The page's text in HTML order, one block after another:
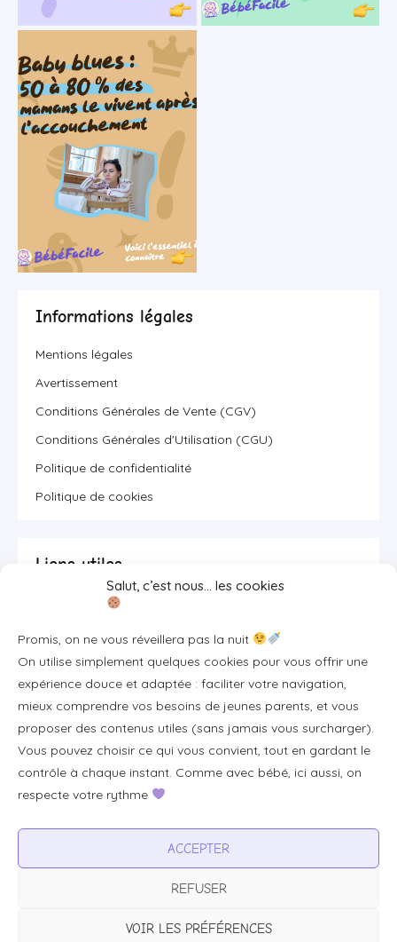
Salut, c’est nous… les cookies
Promis, on ne vous réveillera pas la nuit
On utilise simplement quelques cookies pour vous offrir une
expérience douce et adaptée : faciliter votre navigation,
mieux comprendre vos besoins de jeunes parents, et vous
proposer des contenus utiles (sans jamais vous surcharger).
Vous pouvez choisir ce qui vous convient, tout en gardant le
contrôle à chaque instant. Comme avec bébé, ici aussi, on
respecte votre rythme
ACCEPTER
REFUSER
VOIR LES PRÉFÉRENCES
Informations légales
Mentions légales
Avertissement
Conditions Générales de Vente (CGV)
Conditions Générales d'Utilisation (CGU)
Politique de confidentialité
Politique de cookies
Liens utiles
Se connecter/S'inscrire
FAQ / Livraison & accès
À propos
Plan du site
Tous les articles
Professionnels & partenariats
Visibilité pour votre marque
Proposer un produit ou un service